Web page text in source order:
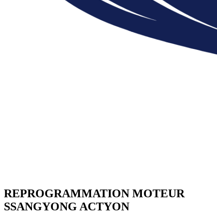
REPROGRAMMATION MOTEUR
SSANGYONG ACTYON